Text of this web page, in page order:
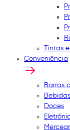
Tintas
Conveniência
Barras
Bebidas
Doces